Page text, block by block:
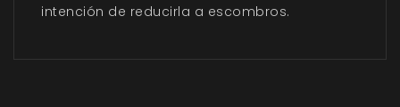
intención de reducirla a escombros.